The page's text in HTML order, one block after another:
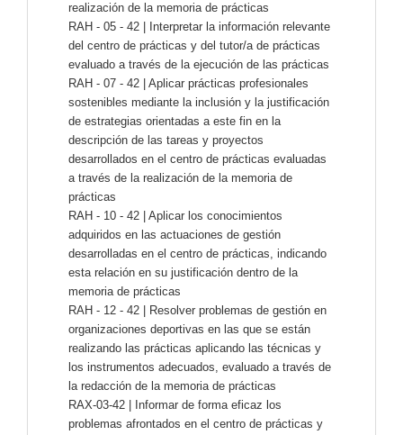
realización de la memoria de prácticas
RAH - 05 - 42 | Interpretar la información relevante
del centro de prácticas y del tutor/a de prácticas
evaluado a través de la ejecución de las prácticas
RAH - 07 - 42 | Aplicar prácticas profesionales
sostenibles mediante la inclusión y la justificación
de estrategias orientadas a este fin en la
descripción de las tareas y proyectos
desarrollados en el centro de prácticas evaluadas
a través de la realización de la memoria de
prácticas
RAH - 10 - 42 | Aplicar los conocimientos
adquiridos en las actuaciones de gestión
desarrolladas en el centro de prácticas, indicando
esta relación en su justificación dentro de la
memoria de prácticas
RAH - 12 - 42 | Resolver problemas de gestión en
organizaciones deportivas en las que se están
realizando las prácticas aplicando las técnicas y
los instrumentos adecuados, evaluado a través de
la redacción de la memoria de prácticas
RAX-03-42 | Informar de forma eficaz los
problemas afrontados en el centro de prácticas y